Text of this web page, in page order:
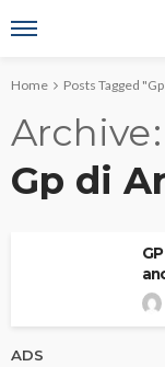
Home Posts Tagged
Archive
Gp di
ADS